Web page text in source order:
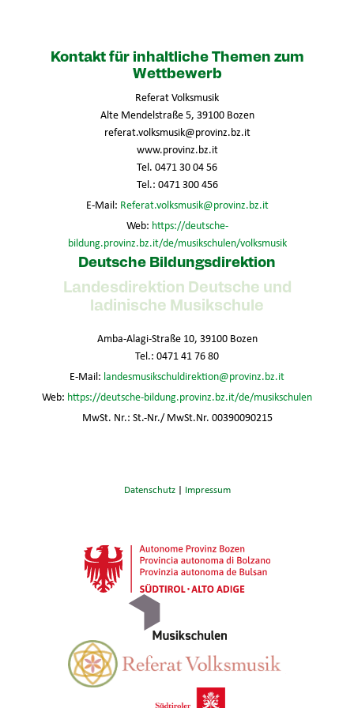
Kontakt für inhaltliche Themen zum
Wettbewerb
Referat Volksmusik
Alte Mendelstraße 5, 39100 Bozen
referat.volksmusik@provinz.bz.it
www.provinz.bz.it
Tel. 0471 30 04 56
Tel.: 0471 300 456
E-Mail: Referat.volksmusik@provinz.bz.it
Web: https://deutsche-
bildung.provinz.bz.it/de/musikschulen/volksmusik
Deutsche Bildungsdirektion
Landesdirektion Deutsche und
ladinische Musikschule
Amba-Alagi-Straße 10, 39100 Bozen
Tel.: 0471 41 76 80
E-Mail: landesmusikschuldirektion@provinz.bz.it
Web: https://deutsche-bildung.provinz.bz.it/de/musikschulen
MwSt. Nr.: St.-Nr./ MwSt.Nr. 00390090215
Datenschutz| Impressum